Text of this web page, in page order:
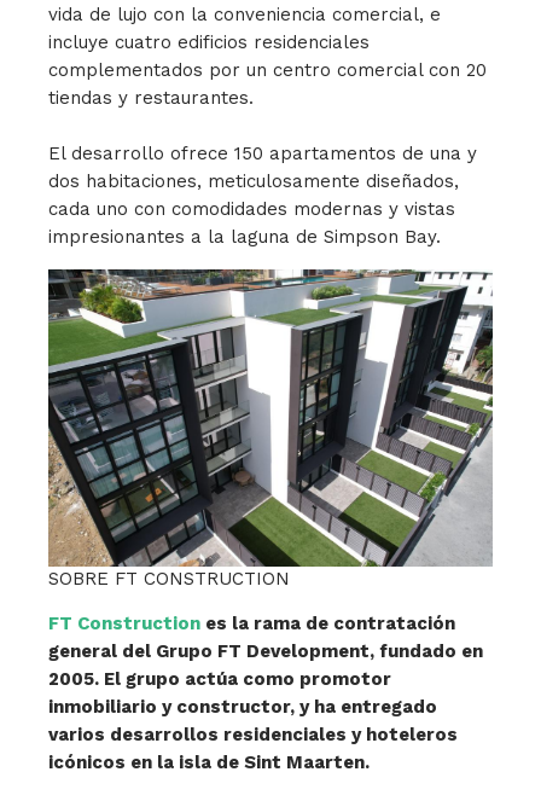
vida de lujo con la conveniencia comercial, e
incluye cuatro edificios residenciales
complementados por un centro comercial con 20
tiendas y restaurantes.
El desarrollo ofrece 150 apartamentos de una y
dos habitaciones, meticulosamente diseñados,
cada uno con comodidades modernas y vistas
impresionantes a la laguna de Simpson Bay.
SOBRE FT CONSTRUCTION
FT Construction es la rama de contratación
general del Grupo FT Development, fundado en
2005. El grupo actúa como promotor
inmobiliario y constructor, y ha entregado
varios desarrollos residenciales y hoteleros
icónicos en la isla de Sint Maarten.